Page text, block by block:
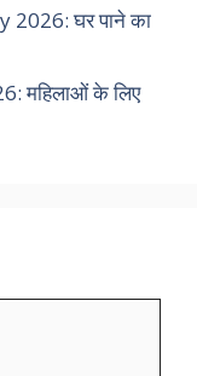
घर पाने का
महिलाओं के लिए